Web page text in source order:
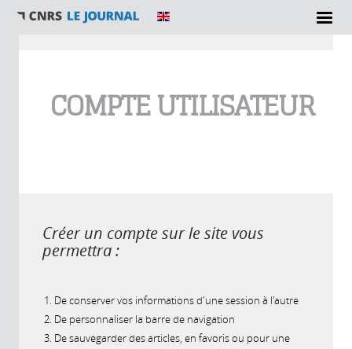
COMPTE UTILISATEUR
Créer un compte sur le site vous
permettra :
De conserver vos informations d'une session à l'autre
De personnaliser la barre de navigation
De sauvegarder des articles, en favoris ou pour une